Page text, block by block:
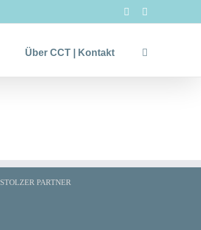
Facebook
Über CCT | Kontakt
STOLZER PARTNER